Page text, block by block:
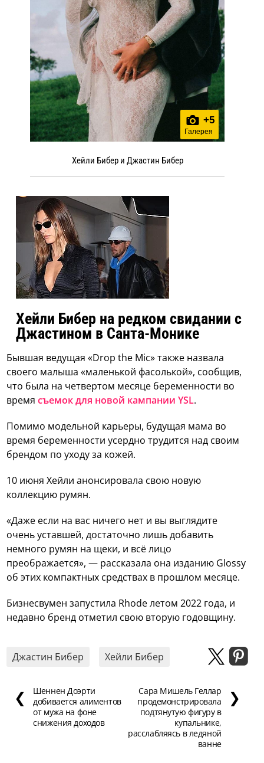
+5
Галерея
Хейли Бибер и Джастин Бибер
Хейли Бибер на редком свидании с
Джастином в Санта-Монике
Бывшая ведущая «Drop the Mic» также назвала
своего малыша «маленькой фасолькой», сообщив,
что была на четвертом месяце беременности во
времясъемок для новой кампании YSL.
Помимо модельной карьеры, будущая мама во
время беременности усердно трудится над своим
брендом по уходу за кожей.
10 июня Хейли анонсировала свою новую
коллекцию румян.
«Даже если на вас ничего нет и вы выглядите
очень уставшей, достаточно лишь добавить
немного румян на щеки, и всё лицо
преображается», — рассказала она изданию Glossy
об этих компактных средствах в прошлом месяце.
Бизнесвумен запустила Rhode летом 2022 года, и
недавно бренд отметил свою вторую годовщину.
Джастин Бибер Хейли Бибер
❮
Шеннен Доэрти
добивается алиментов
от мужа на фоне
снижения доходов
Сара Мишель Геллар
продемонстрировала
подтянутую фигуру в
купальнике,
расслабляясь в ледяной
ванне
❯